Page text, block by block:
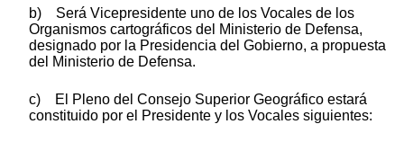
b) Será Vicepresidente uno de los Vocales de los
Organismos cartográficos del Ministerio de Defensa,
designado por la Presidencia del Gobierno, a propuesta
del Ministerio de Defensa.
c) El Pleno del Consejo Superior Geográfico estará
constituido por el Presidente y los Vocales siguientes: